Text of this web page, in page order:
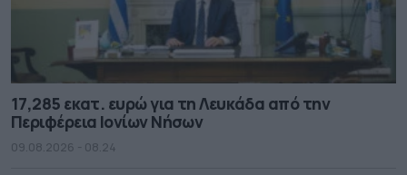
17,285 εκατ. ευρώ για τη Λευκάδα από την
Περιφέρεια Ιονίων Νήσων
09.08.2026 - 08.24